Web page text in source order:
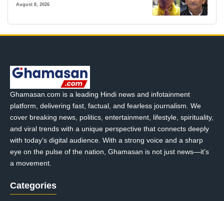
August 8, 2026
Ghamasan.com is a leading Hindi news and infotainment
platform, delivering fast, factual, and fearless journalism. We
cover breaking news, politics, entertainment, lifestyle, spirituality,
and viral trends with a unique perspective that connects deeply
with today’s digital audience. With a strong voice and a sharp
eye on the pulse of the nation, Ghamasan is not just news—it’s
a movement.
Categories